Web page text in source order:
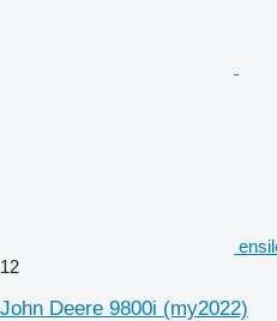
12
John Deere 9800i (my2022)